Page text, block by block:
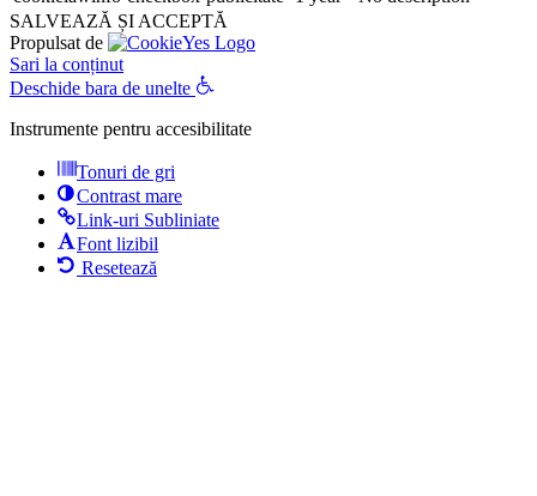
SALVEAZĂ ȘI ACCEPTĂ
Propulsat de
Sari la conținut
Deschide bara de unelte
Instrumente pentru accesibilitate
Tonuri de gri
Contrast mare
Link-uri Subliniate
Font lizibil
Resetează